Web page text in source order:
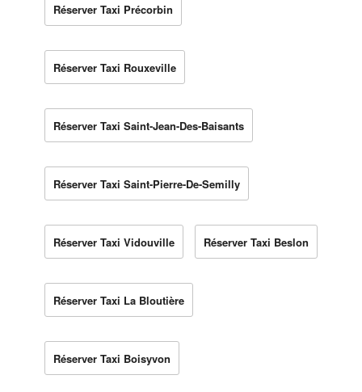
Réserver Taxi Précorbin
Réserver Taxi Rouxeville
Réserver Taxi Saint-Jean-Des-Baisants
Réserver Taxi Saint-Pierre-De-Semilly
Réserver Taxi Vidouville Réserver Taxi Beslon
Réserver Taxi La Bloutière
Réserver Taxi Boisyvon